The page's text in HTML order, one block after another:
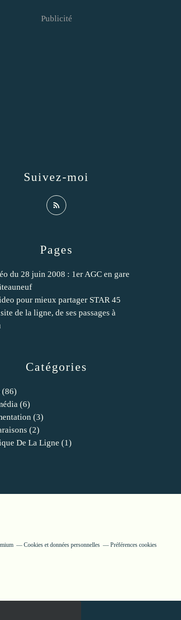
Catégories
(86)
(6)
(3)
(2)
De La Ligne (1)
Pages
du 28 juin 2008 : 1er AGC en gare
pour mieux partager STAR 45
de la ligne, de ses passages à
Suivez-moi
Publicité
Cookies et données personnelles Préférences cookies